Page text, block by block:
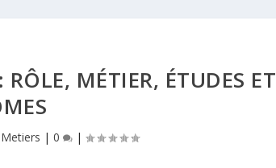
MÉTIER, ÉTUDES ET
Metiers |0 |